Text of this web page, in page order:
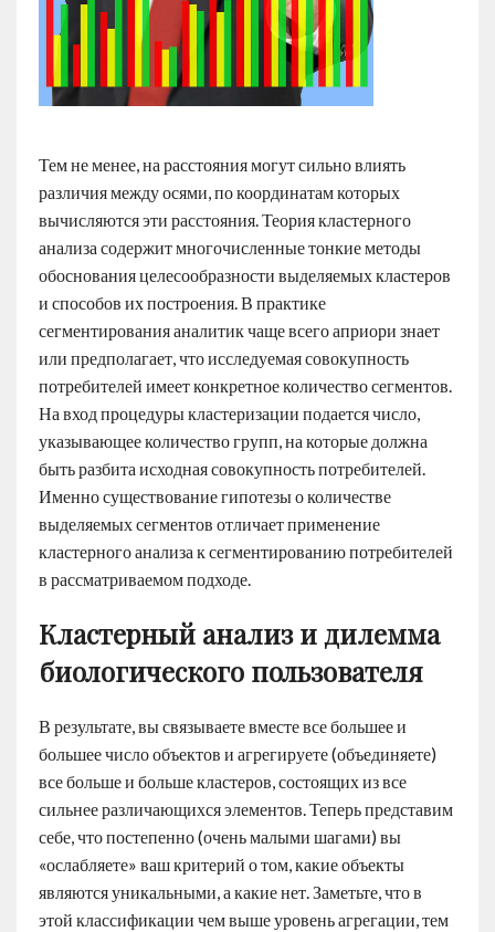
Тем не менее, на расстояния могут сильно влиять
различия между осями, по координатам которых
вычисляются эти расстояния. Теория кластерного
анализа содержит многочисленные тонкие методы
обоснования целесообразности выделяемых кластеров
и способов их построения. В практике
сегментирования аналитик чаще всего априори знает
или предполагает, что исследуемая совокупность
потребителей имеет конкретное количество сегментов.
На вход процедуры кластеризации подается число,
указывающее количество групп, на которые должна
быть разбита исходная совокупность потребителей.
Именно существование гипотезы о количестве
выделяемых сегментов отличает применение
кластерного анализа к сегментированию потребителей
в рассматриваемом подходе.
Кластерный анализ и дилемма
биологического пользователя
В результате, вы связываете вместе все большее и
большее число объектов и агрегируете (объединяете)
все больше и больше кластеров, состоящих из все
сильнее различающихся элементов. Теперь представим
себе, что постепенно (очень малыми шагами) вы
«ослабляете» ваш критерий о том, какие объекты
являются уникальными, а какие нет. Заметьте, что в
этой классификации чем выше уровень агрегации, тем